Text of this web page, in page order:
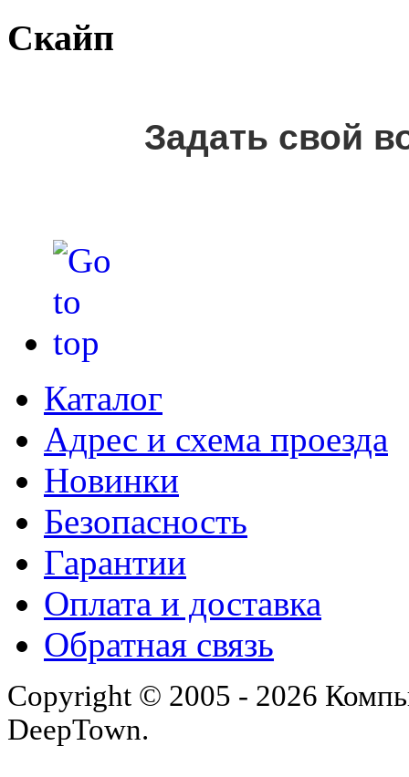
Скайп
Задать свой
Каталог
Адрес и схема проезда
Новинки
Безопасность
Гарантии
Оплата и доставка
Обратная связь
Copyright © 2005 - 2026
DeepTown.